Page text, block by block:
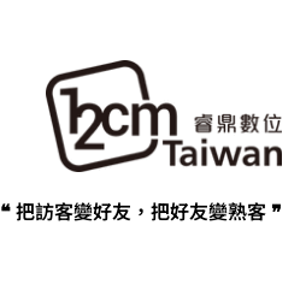
❝ 把訪客變好友，把好友變熟客 ❞